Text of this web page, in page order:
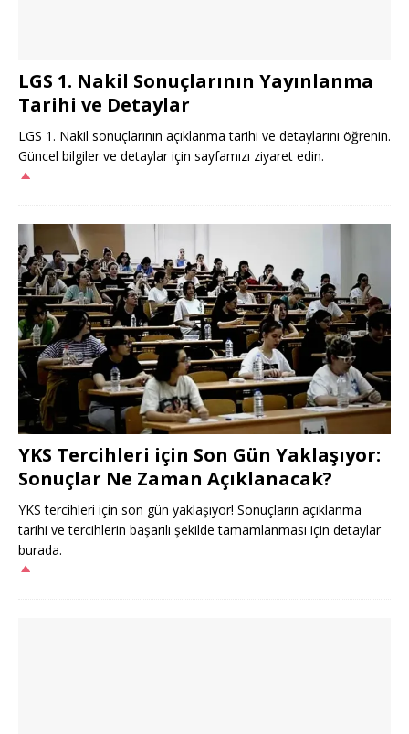
LGS 1. Nakil Sonuçlarının Yayınlanma
Tarihi ve Detaylar
LGS 1. Nakil sonuçlarının açıklanma tarihi ve detaylarını öğrenin.
Güncel bilgiler ve detaylar için sayfamızı ziyaret edin.
YKS Tercihleri için Son Gün Yaklaşıyor:
Sonuçlar Ne Zaman Açıklanacak?
YKS tercihleri için son gün yaklaşıyor! Sonuçların açıklanma
tarihi ve tercihlerin başarılı şekilde tamamlanması için detaylar
burada.